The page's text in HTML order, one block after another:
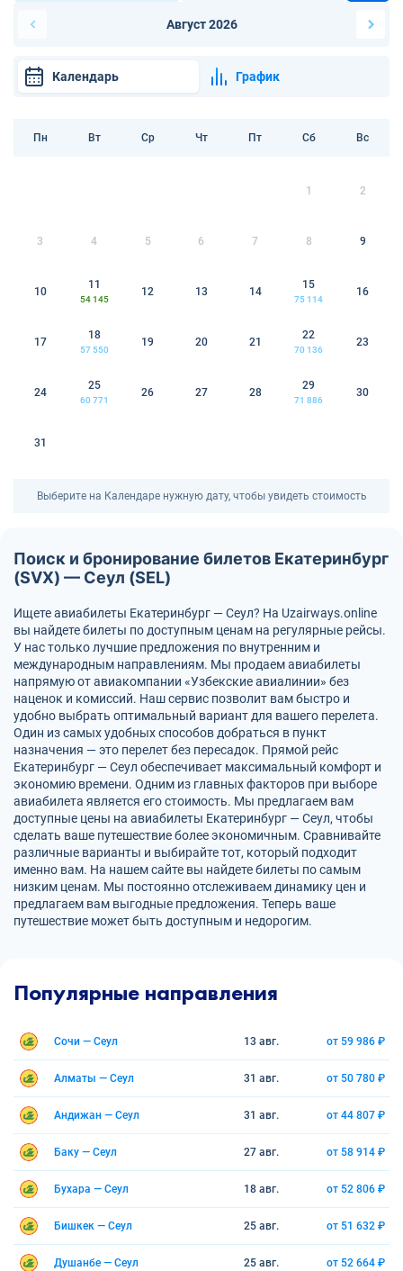
Август 2026
Календарь График
Пн Вт Ср Чт Пт Сб Вс
1 2
3 4 5 6 7 8 9
10
11
54 145
12 13 14
15
75 114
16
17
18
57 550
19 20 21
22
70 136
23
24
25
60 771
26 27 28
29
71 886
30
31
Выберите на Календаре нужную дату, чтобы увидеть стоимость
Поиск и бронирование билетов Екатеринбург
(SVX) — Сеул (SEL)
Ищете авиабилеты Екатеринбург — Сеул? На Uzairways.online
вы найдете билеты по доступным ценам на регулярные рейсы.
У нас только лучшие предложения по внутренним и
международным направлениям. Мы продаем авиабилеты
напрямую от авиакомпании «Узбекские авиалинии» без
наценок и комиссий. Наш сервис позволит вам быстро и
удобно выбрать оптимальный вариант для вашего перелета.
Один из самых удобных способов добраться в пункт
назначения — это перелет без пересадок. Прямой рейс
Екатеринбург — Сеул обеспечивает максимальный комфорт и
экономию времени. Одним из главных факторов при выборе
авиабилета является его стоимость. Мы предлагаем вам
доступные цены на авиабилеты Екатеринбург — Сеул, чтобы
сделать ваше путешествие более экономичным. Сравнивайте
различные варианты и выбирайте тот, который подходит
именно вам. На нашем сайте вы найдете билеты по самым
низким ценам. Мы постоянно отслеживаем динамику цен и
предлагаем вам выгодные предложения. Теперь ваше
путешествие может быть доступным и недорогим.
Популярные направления
Сочи — Сеул 13 авг. от 59 986 ₽
Алматы — Сеул 31 авг. от 50 780 ₽
Андижан — Сеул 31 авг. от 44 807 ₽
Баку — Сеул 27 авг. от 58 914 ₽
Бухара — Сеул 18 авг. от 52 806 ₽
Бишкек — Сеул 25 авг. от 51 632 ₽
Душанбе — Сеул 25 авг. от 52 664 ₽